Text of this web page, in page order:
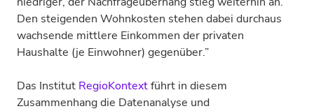
Den steigenden Wohnkosten stehen dabei durchaus
wachsende mittlere Einkommen der privaten
Haushalte (je Einwohner) gegenüber.”
Das Institut RegioKontextführt in diesem
Zusammenhang die Datenanalyse und